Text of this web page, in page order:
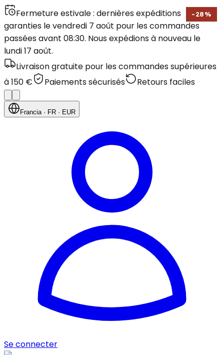
Fermeture estivale : dernières expéditions
garanties le vendredi 7 août pour les commandes
passées avant 08:30. Nous expédions à nouveau le
lundi 17 août.
Livraison gratuite pour les commandes supérieures
à 150 €
Paiements sécurisés Retours faciles
Francia· FR · EUR
Se connecter
- 28 %